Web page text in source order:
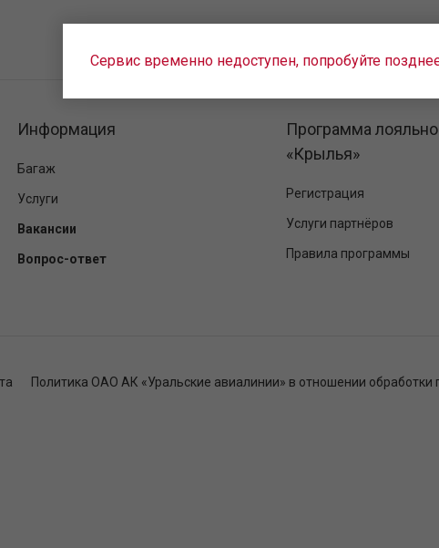
Сервис временно недоступен, попробуйте
Информация
Багаж
Услуги
Вакансии
Вопрос-ответ
Программа
«Крылья»
Регистрация
Услуги партнёров
Правила программы
Политика ОАО АК «Уральские авиалинии» в отношении обработки